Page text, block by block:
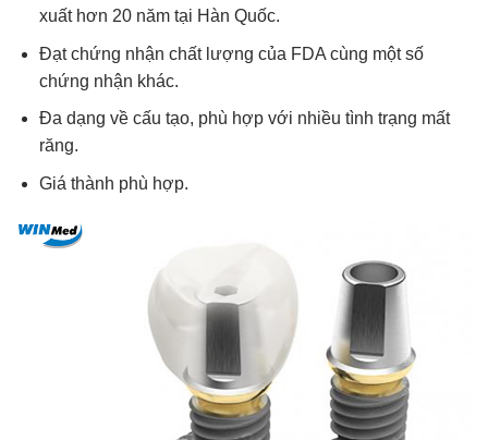
xuất hơn 20 năm tại Hàn Quốc.
Đạt chứng nhận chất lượng của FDA cùng một số
chứng nhận khác.
Đa dạng về cấu tạo, phù hợp với nhiều tình trạng mất
răng.
Giá thành phù hợp.